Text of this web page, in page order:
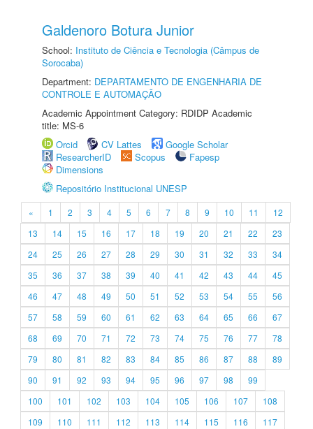
Galdenoro Botura Junior
School: Instituto de Ciência e Tecnologia (Câmpus de
Sorocaba)
Department: DEPARTAMENTO DE ENGENHARIA DE
CONTROLE E AUTOMAÇÃO
Academic Appointment Category: RDIDP Academic
title: MS-6
Orcid
CV Lattes
Google Scholar
ResearcherID
Scopus
Fapesp
Dimensions
Repositório Institucional UNESP
« 1 2 3 4 5 6 7 8 9 10 11
12
13
14 15 16 17 18 19 20 21 22
23
24
25 26 27 28 29 30 31 32 33
34
35
36 37 38 39 40 41 42 43 44
45
46
47 48 49 50 51 52 53 54 55
56
57
58 59 60 61 62 63 64 65 66
67
68
69 70 71 72 73 74 75 76 77
78
79
80 81 82 83 84 85 86 87 88
89
90
91 92 93 94 95 96 97 98
99
100
101 102 103 104 105 106 107
108
109
110 111 112 113 114 115 116
117